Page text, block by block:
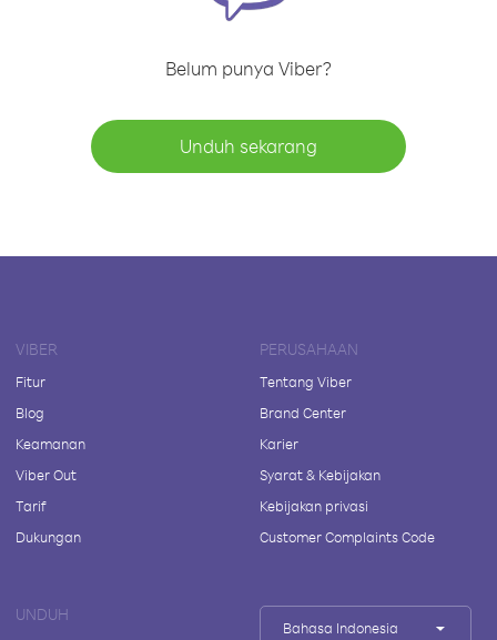
Belum punya Viber?
Unduh sekarang
VIBER
Fitur
Blog
Keamanan
Viber Out
Tarif
Dukungan
PERUSAHAAN
Tentang Viber
Brand Center
Karier
Syarat & Kebijakan
Kebijakan privasi
Customer Complaints Code
UNDUH
Bahasa Indonesia